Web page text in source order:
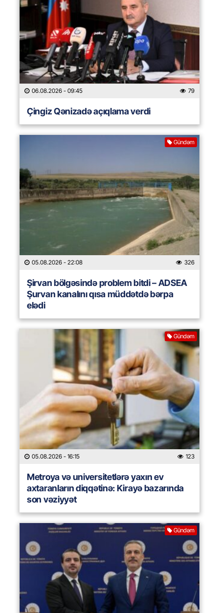
06.08.2026 - 09:45 79
Çingiz Qənizadə açıqlama verdi
Gündəm
05.08.2026 - 22:08 326
Şirvan bölgəsində problem bitdi – ADSEA
Şurvan kanalını qısa müddətdə bərpa
elədi
Gündəm
05.08.2026 - 16:15 123
Metroya və universitetlərə yaxın ev
axtaranların diqqətinə: Kirayə bazarında
son vəziyyət
Gündəm